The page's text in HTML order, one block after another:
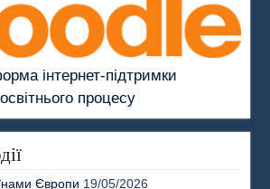
інтернет-підтримки
освітнього процесу
Європи 19/05/2026